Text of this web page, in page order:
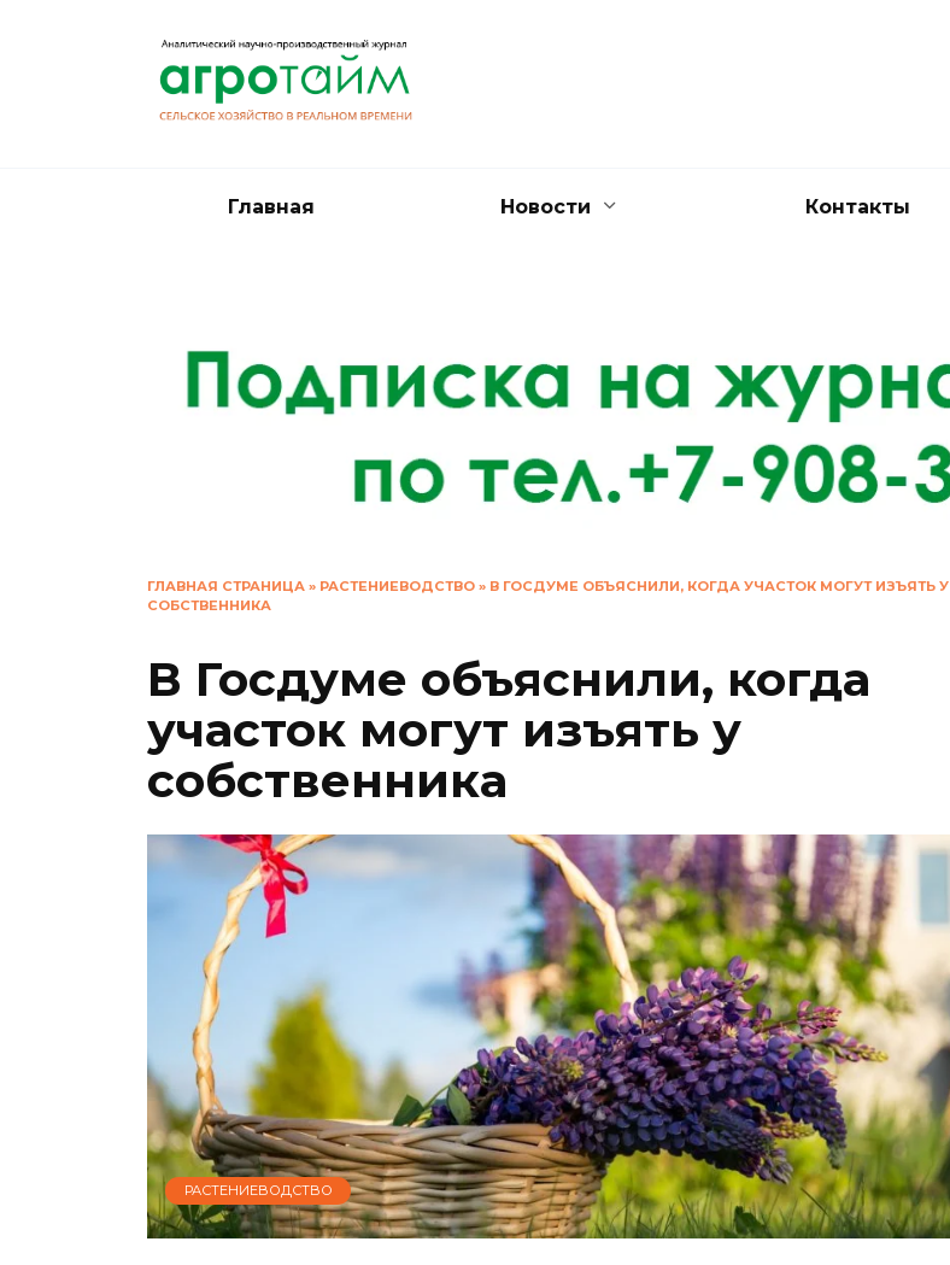
Главная Новости Контакты
ГЛАВНАЯ СТРАНИЦА » РАСТЕНИЕВОДСТВО » В ГОСДУМЕ ОБЪЯСНИЛИ, КОГДА УЧАСТОК МОГУТ ИЗЪЯТЬ У
СОБСТВЕННИКА
В Госдуме объяснили, когда
участок могут изъять у
собственника
РАСТЕНИЕВОДСТВО